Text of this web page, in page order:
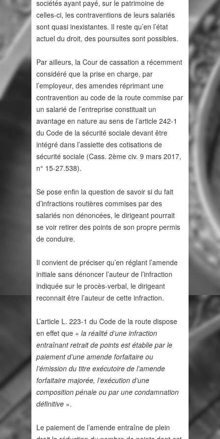
sociétés ayant payé, sur le patrimoine de
celles-ci, les contraventions de leurs salariés
sont quasi inexistantes. Il reste qu’en l’état
actuel du droit, des poursuites sont possibles.
Par ailleurs, la Cour de cassation a récemment
considéré que la prise en charge, par
l’employeur, des amendes réprimant une
contravention au code de la route commise par
un salarié de l’entreprise constituait un
avantage en nature au sens de l’article 242-1
du Code de la sécurité sociale devant être
intégré dans l’assiette des cotisations de
sécurité sociale (Cass. 2ème civ. 9 mars 2017,
n° 15-27.538).
Se pose enfin la question de savoir si du fait
d’infractions routières commises par des
salariés non dénoncées, le dirigeant pourrait
se voir retirer des points de son propre permis
de conduire.
Il convient de préciser qu’en réglant l’amende
initiale sans dénoncer l’auteur de l’infraction
indiquée sur le procès-verbal, le dirigeant
reconnait être l’auteur de cette infraction.
L’article L. 223-1 du Code de la route dispose
en effet que « la réalité d’une infraction
entraînant retrait de points est établie par le
paiement d’une amende forfaitaire ou
l’émission du titre exécutoire de l’amende
forfaitaire majorée, l’exécution d’une
composition pénale ou par une condamnation
définitive ».
Le paiement de l’amende entraîne de plein